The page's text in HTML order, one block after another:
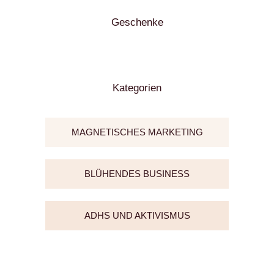
Geschenke
Kategorien
MAGNETISCHES MARKETING
BLÜHENDES BUSINESS
ADHS UND AKTIVISMUS